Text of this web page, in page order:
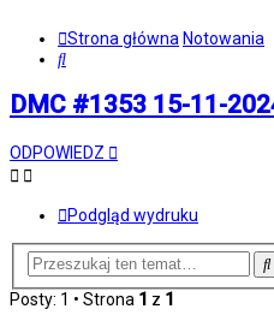
Strona główna Notowania
Szukaj
DMC #1353 15-11-
ODPOWIEDZ
Podgląd wydruku
Posty: 1 • Strona 1 z 1